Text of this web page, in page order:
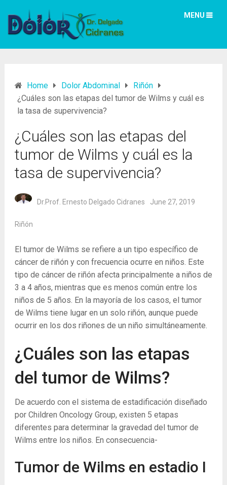
MENU
Home Dolor Abdominal
Riñón
¿Cuáles son las etapas del tumor de Wilms y cuál es
la tasa de supervivencia?
¿Cuáles son las etapas del
tumor de Wilms y cuál es la
tasa de supervivencia?
Dr.Prof. Ernesto Delgado Cidranes June 27, 2019
Riñón
El tumor de Wilms se refiere a un tipo específico de
cáncer de riñón y con frecuencia ocurre en niños. Este
tipo de cáncer de riñón afecta principalmente a niños de
3 a 4 años, mientras que es menos común entre los
niños de 5 años. En la mayoría de los casos, el tumor
de Wilms tiene lugar en un solo riñón, aunque puede
ocurrir en los dos riñones de un niño simultáneamente.
¿Cuáles son las etapas
del tumor de Wilms?
De acuerdo con el sistema de estadificación diseñado
por Children Oncology Group, existen 5 etapas
diferentes para determinar la gravedad del tumor de
Wilms entre los niños. En consecuencia-
Tumor de Wilms en estadio I